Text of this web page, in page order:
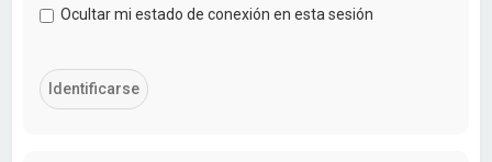
Ocultar mi estado de conexión en esta sesión